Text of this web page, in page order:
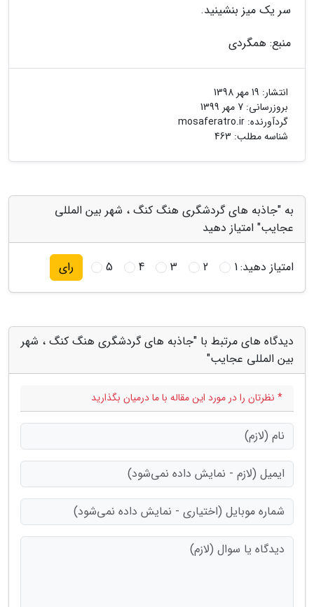
سر یک میز بنشینید.
منبع: همگردی
انتشار: 19 مهر 1398
بروزرسانی: 7 مهر 1399
گردآورنده: mosaferatro.ir
شناسه مطلب: 463
به "جاذبه های گردشگری هنگ کنگ ، شهر بین المللی
عجایب" امتیاز دهید
امتیاز دهید:1
2
3
4
5 رای
دیدگاه های مرتبط با "جاذبه های گردشگری هنگ کنگ ، شهر
بین المللی عجایب"
* نظرتان را در مورد این مقاله با ما درمیان بگذارید